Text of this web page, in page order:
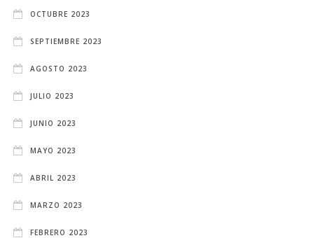
OCTUBRE 2023
SEPTIEMBRE 2023
AGOSTO 2023
JULIO 2023
JUNIO 2023
MAYO 2023
ABRIL 2023
MARZO 2023
FEBRERO 2023